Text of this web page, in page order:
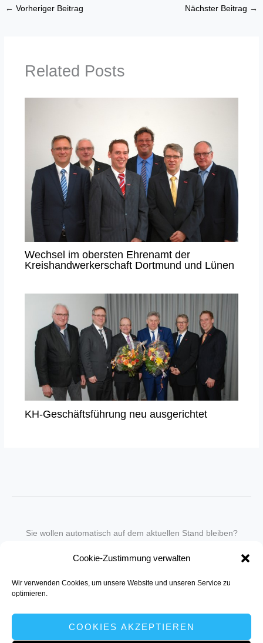
Cookie-Zustimmung verwalten
Wir verwenden Cookies, um unsere Website und unseren Service zu
optimieren.
COOKIES AKZEPTIEREN
← Vorheriger Beitrag Nächster Beitrag →
Related Posts
Wechsel im obersten Ehrenamt der
Kreishandwerkerschaft Dortmund und Lünen
KH-Geschäftsführung neu ausgerichtet
Sie wollen automatisch auf dem aktuellen Stand bleiben?
in unseren Newsletter-Service auf.
Senden Sie für ein Angebot einfach eine